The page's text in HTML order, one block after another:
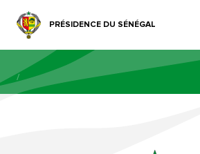
PRÉSIDENCE DU SÉNÉGAL
/